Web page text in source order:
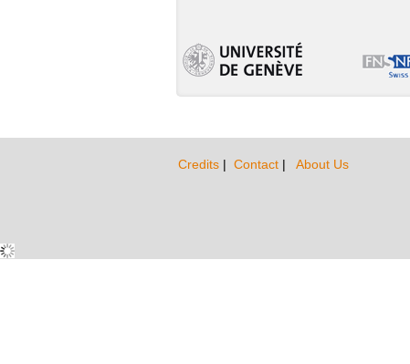
Credits | Contact | About Us